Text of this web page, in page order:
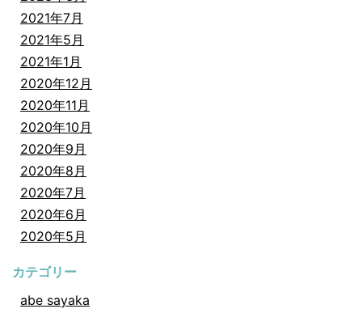
2021年7月
2021年5月
2021年1月
2020年12月
2020年11月
2020年10月
2020年9月
2020年8月
2020年7月
2020年6月
2020年5月
カテゴリー
abe sayaka